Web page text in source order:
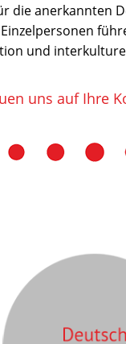
die anerkannten
und
uns auf Ihre